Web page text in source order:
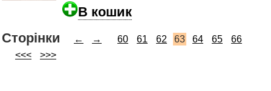
В кошик
Сторінки
← → 60 61 62 63 64 65
66
<<<
>>>